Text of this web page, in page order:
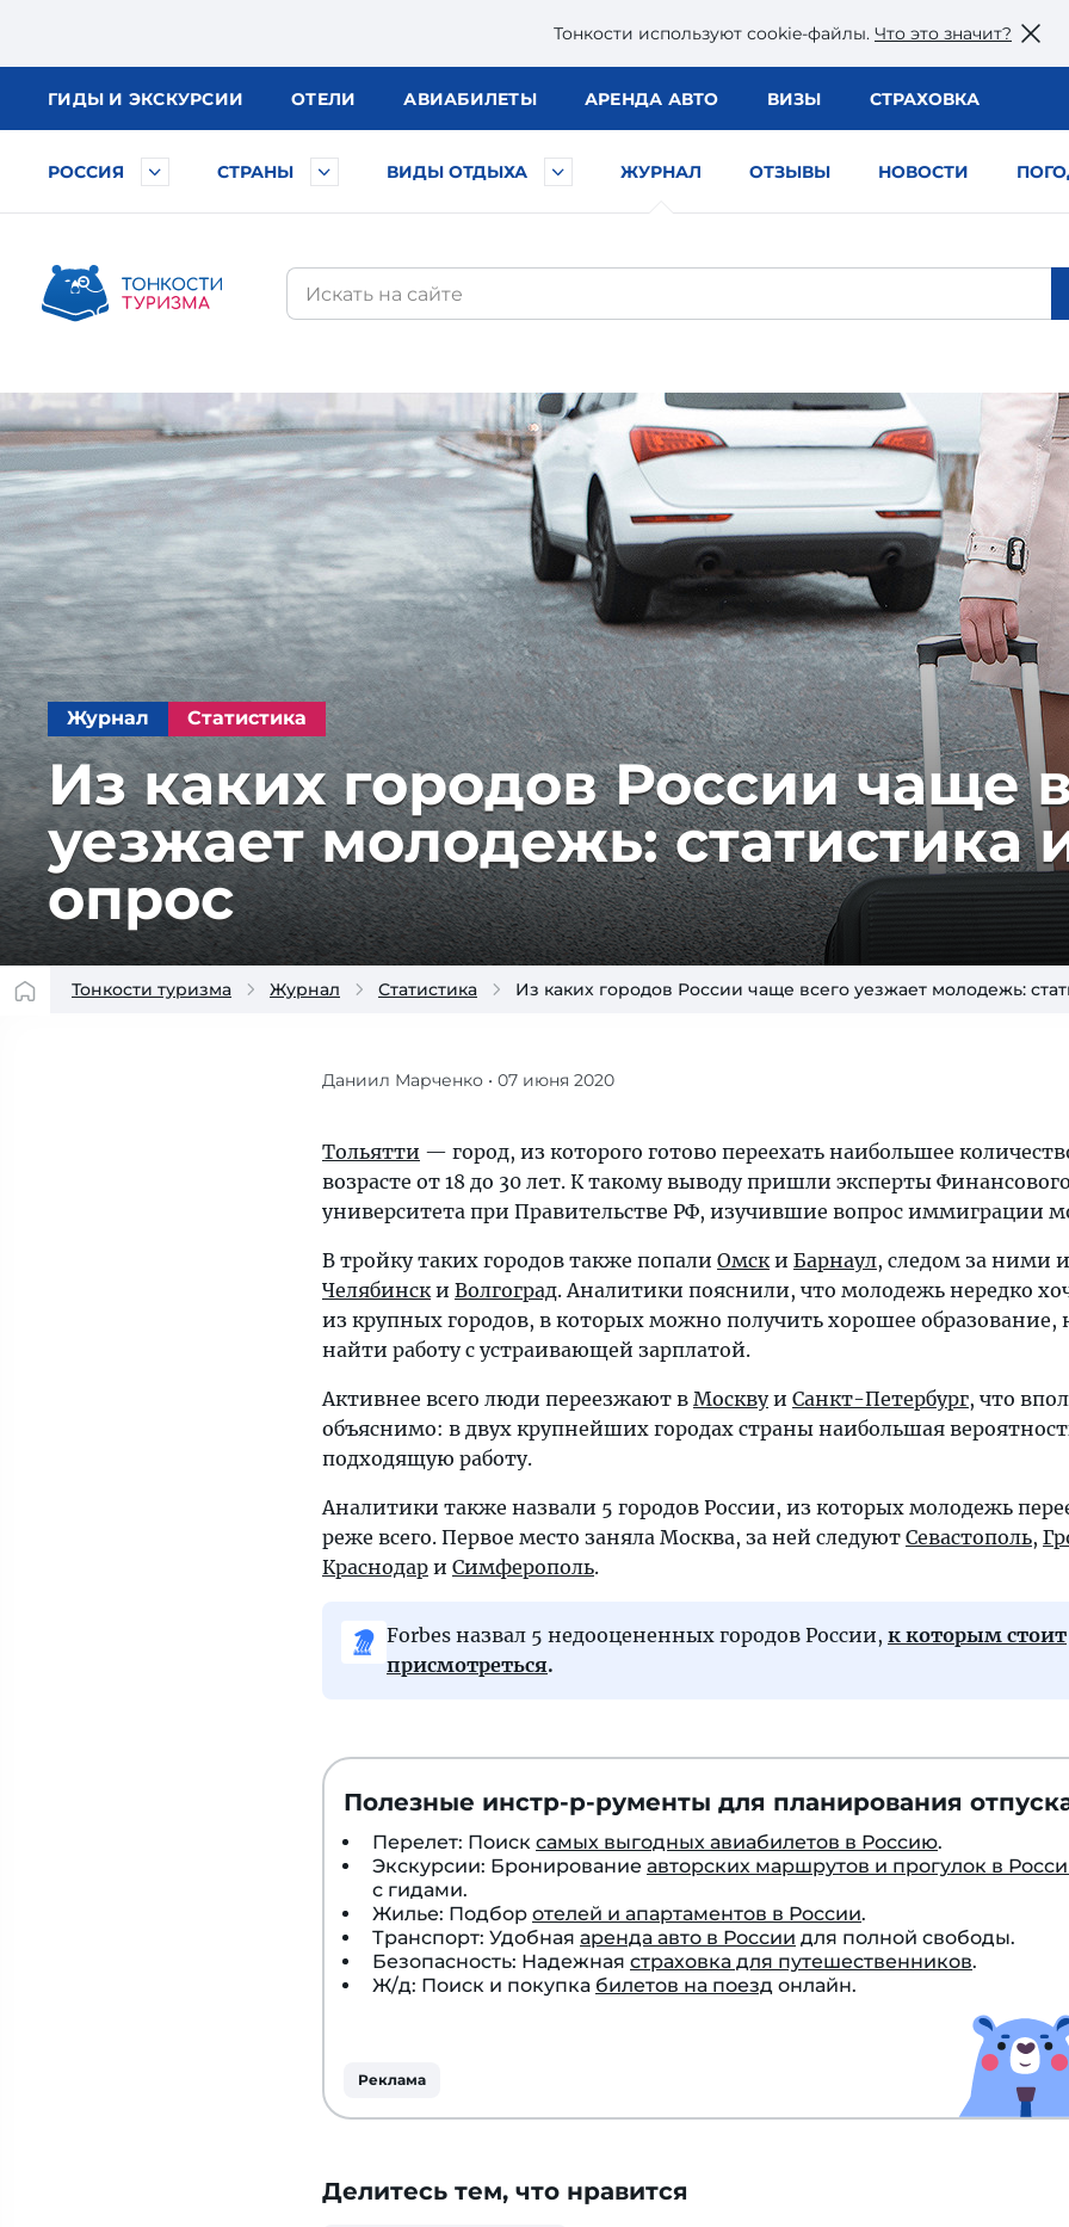
Тонкости используют сookie-файлы. Что это значит?
ГИДЫ И ЭКСКУРСИИ ОТЕЛИ АВИАБИЛЕТЫ АРЕНДА АВТО ВИЗЫ СТРАХОВКА
РОССИЯ СТРАНЫ ВИДЫ ОТДЫХА ЖУРНАЛ ОТЗЫВЫ НОВОСТИ
Журнал Статистика
Из каких городов России чаще
уезжает молодежь: статистика
опрос
Тонкости туризма Журнал Статистика Из каких городов России чаще всего уезжает молодежь:
Аналитики
назвали
5
городов
из
которых
реже
всего
молодежь.
Активнее
всего
люди
перебираются
в
Санкт-
Петербург.
Даниил Марченко • 07 июня 2020
Тольятти — город, из которого готово переехать наибольшее
возрасте от 18 до 30 лет. К такому выводу пришли эксперты
университета при Правительстве РФ, изучившие вопрос иммиграции
В тройку таких городов также попали Омски Барнаул, следом за ними
Челябински Волгоград. Аналитики пояснили, что молодежь нередко
из крупных городов, в которых можно получить хорошее образование,
найти работу с устраивающей зарплатой.
Активнее всего люди переезжают в Москвуи Санкт-Петербург, что
объяснимо: в двух крупнейших городах страны наибольшая
подходящую работу.
Аналитики также назвали 5 городов России, из которых молодежь
реже всего. Первое место заняла Москва, за ней следуют Севастополь,
Краснодар и Симферополь.
Forbes назвал 5 недооцененных городов России, к которым стоит
присмотреться.
Полезные инстр-р-рументы для планирования
Перелет: Поиск самых выгодных авиабилетов в Россию.
Экскурсии: Бронирование авторских маршрутов и прогулок в
с гидами.
Жилье: Подбор отелей и апартаментов в России.
Транспорт: Удобная аренда авто в России для полной свободы.
Безопасность: Надежная страховка для путешественников.
Ж/д: Поиск и покупка билетов на поезд онлайн.
Реклама
Делитесь тем, что нравится